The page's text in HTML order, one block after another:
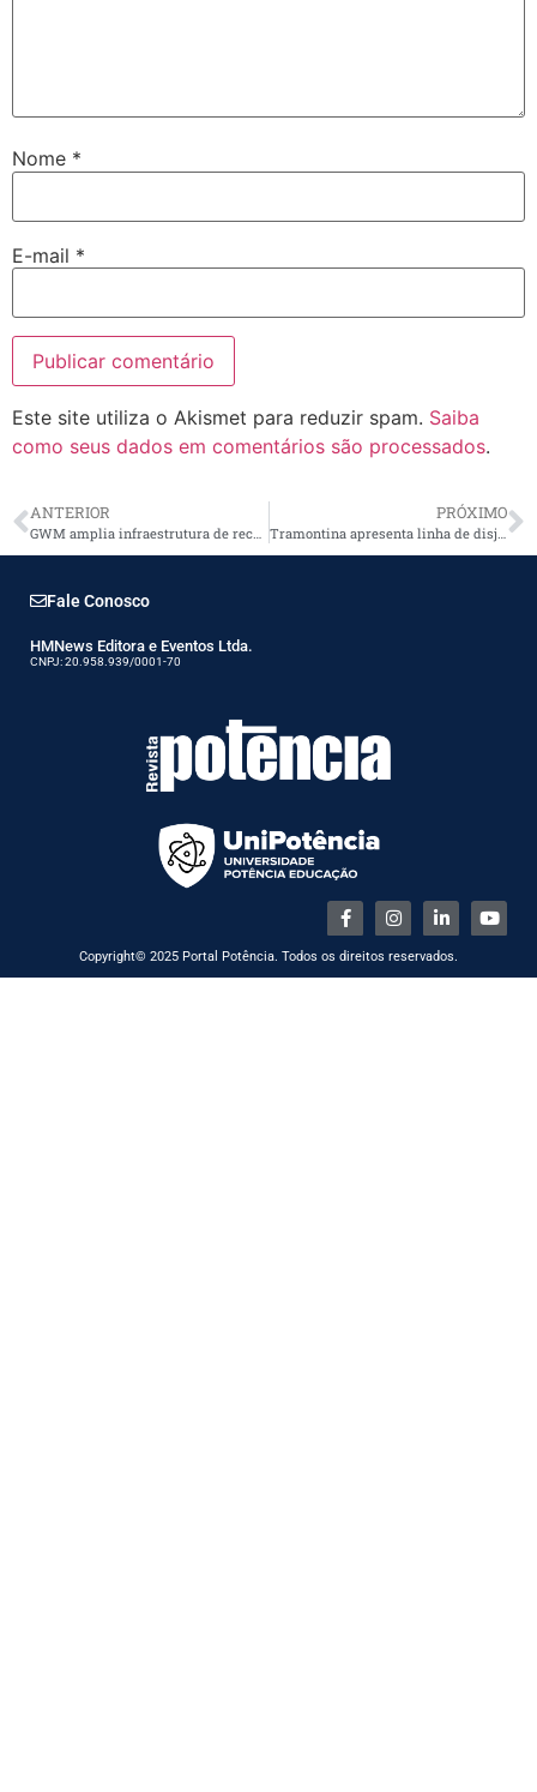
Nome *
E-mail *
Este site utiliza o Akismet para reduzir spam. Saiba
como seus dados em comentários são processados.
ANTERIOR
GWM amplia infraestrutura de recarga com sete novos pontos e 32 carregadores instalados
PRÓXIMO
Tramontina apresenta linha de disjuntores caixa moldada eletrônica ajustável TDM
Fale Conosco
HMNews Editora e Eventos Ltda.
CNPJ: 20.958.939/0001-70
Copyright© 2025 Portal Potência. Todos os direitos reservados.